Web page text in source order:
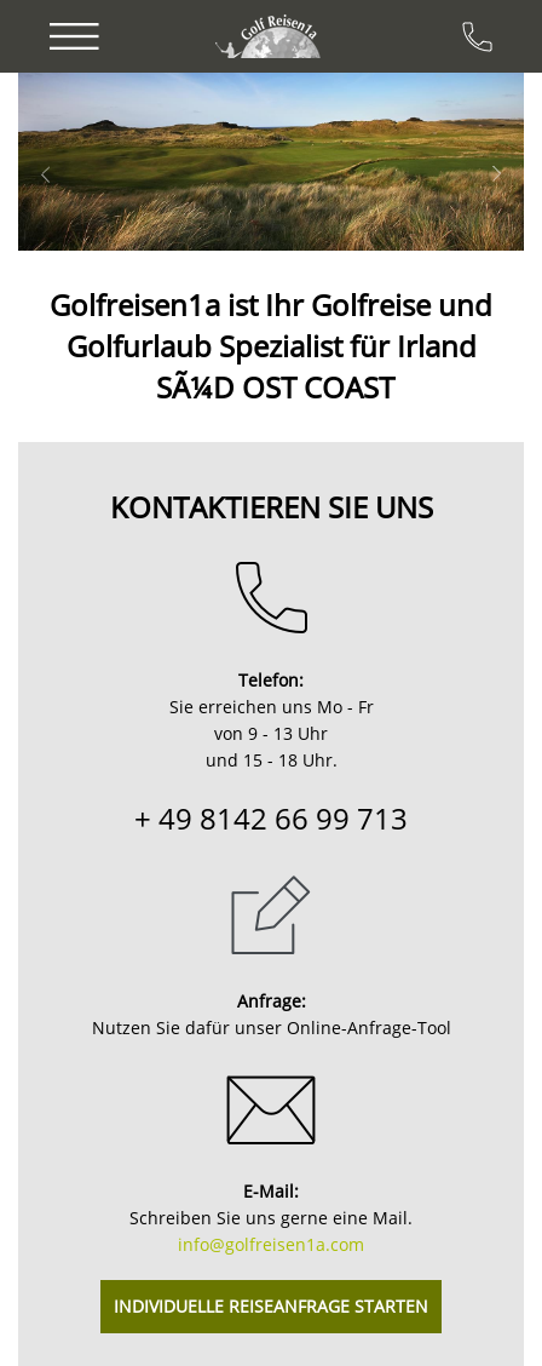
Previous Next
Golfreisen1a ist Ihr Golfreise und
GolfurlaubSpezialist für Irland
SÃ¼D OST COAST
KONTAKTIEREN SIE UNS
Telefon:
Sie erreichen uns Mo - Fr
von 9 - 13 Uhr
und 15 - 18 Uhr.
+ 49 8142 66 99 713
Anfrage:
Nutzen Sie dafür unser Online-Anfrage-Tool
E-Mail:
Schreiben Sie uns gerne eine Mail.
info@golfreisen1a.com
INDIVIDUELLE REISEANFRAGE STARTEN